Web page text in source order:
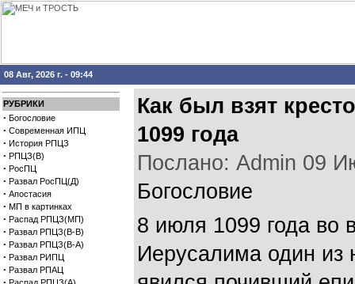
08 Авг, 2026 г. - 09:44
РУБРИКИ
· Богословие
· Современная ИПЦ
· История РПЦЗ
· РПЦЗ(В)
· РосПЦ
· Развал РосПЦ(Д)
· Апостасия
· МП в картинках
· Распад РПЦЗ(МП)
· Развал РПЦЗ(В-В)
· Развал РПЦЗ(В-А)
· Развал РИПЦ
· Развал РПАЦ
Как был взят
1099 года
Послано: Admin 09
Богословие
8 июля 1099 года во
Иерусалима один из